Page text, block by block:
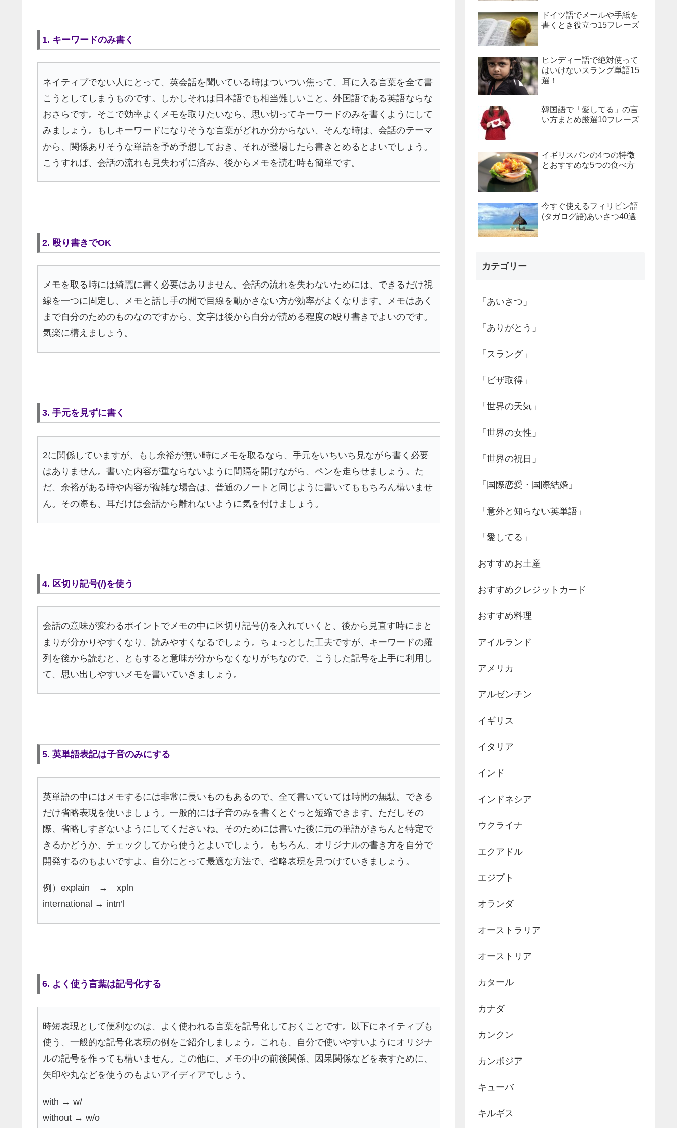
1. キーワードのみ書く
ネイティブでない人にとって、英会話を聞いている時はついつい焦って、耳に入る言葉を全て書
こうとしてしまうものです。しかしそれは日本語でも相当難しいこと。外国語である英語ならな
おさらです。そこで効率よくメモを取りたいなら、思い切ってキーワードのみを書くようにして
みましょう。もしキーワードになりそうな言葉がどれか分からない、そんな時は、会話のテーマ
から、関係ありそうな単語を予め予想しておき、それが登場したら書きとめるとよいでしょう。
こうすれば、会話の流れも見失わずに済み、後からメモを読む時も簡単です。
2. 殴り書きでOK
メモを取る時には綺麗に書く必要はありません。会話の流れを失わないためには、できるだけ視
線を一つに固定し、メモと話し手の間で目線を動かさない方が効率がよくなります。メモはあく
まで自分のためのものなのですから、文字は後から自分が読める程度の殴り書きでよいのです。
気楽に構えましょう。
3. 手元を見ずに書く
2に関係していますが、もし余裕が無い時にメモを取るなら、手元をいちいち見ながら書く必要
はありません。書いた内容が重ならないように間隔を開けながら、ペンを走らせましょう。た
だ、余裕がある時や内容が複雑な場合は、普通のノートと同じように書いてももちろん構いませ
ん。その際も、耳だけは会話から離れないように気を付けましょう。
4. 区切り記号(/)を使う
会話の意味が変わるポイントでメモの中に区切り記号(/)を入れていくと、後から見直す時にまと
まりが分かりやすくなり、読みやすくなるでしょう。ちょっとした工夫ですが、キーワードの羅
列を後から読むと、ともすると意味が分からなくなりがちなので、こうした記号を上手に利用し
て、思い出しやすいメモを書いていきましょう。
5. 英単語表記は子音のみにする
英単語の中にはメモするには非常に長いものもあるので、全て書いていては時間の無駄。できる
だけ省略表現を使いましょう。一般的には子音のみを書くとぐっと短縮できます。ただしその
際、省略しすぎないようにしてくださいね。そのためには書いた後に元の単語がきちんと特定で
きるかどうか、チェックしてから使うとよいでしょう。もちろん、オリジナルの書き方を自分で
開発するのもよいですよ。自分にとって最適な方法で、省略表現を見つけていきましょう。
例）explain → xpln
international → intn’l
6. よく使う言葉は記号化する
時短表現として便利なのは、よく使われる言葉を記号化しておくことです。以下にネイティブも
使う、一般的な記号化表現の例をご紹介しましょう。これも、自分で使いやすいようにオリジナ
ルの記号を作っても構いません。この他に、メモの中の前後関係、因果関係などを表すために、
矢印や丸などを使うのもよいアイディアでしょう。
with → w/
without → w/o
ドイツ語でメールや手紙を
書くとき役立つ15フレーズ
ヒンディー語で絶対使って
はいけないスラング単語15
選！
韓国語で「愛してる」の言
い方まとめ厳選10フレーズ
イギリスパンの4つの特徴
とおすすめな5つの食べ方
今すぐ使えるフィリピン語
(タガログ語)あいさつ40選
カテゴリー
「あいさつ」
「ありがとう」
「スラング」
「ビザ取得」
「世界の天気」
「世界の女性」
「世界の祝日」
「国際恋愛・国際結婚」
「意外と知らない英単語」
「愛してる」
おすすめお土産
おすすめクレジットカード
おすすめ料理
アイルランド
アメリカ
アルゼンチン
イギリス
イタリア
インド
インドネシア
ウクライナ
エクアドル
エジプト
オランダ
オーストラリア
オーストリア
カタール
カナダ
カンクン
カンボジア
キューバ
キルギス